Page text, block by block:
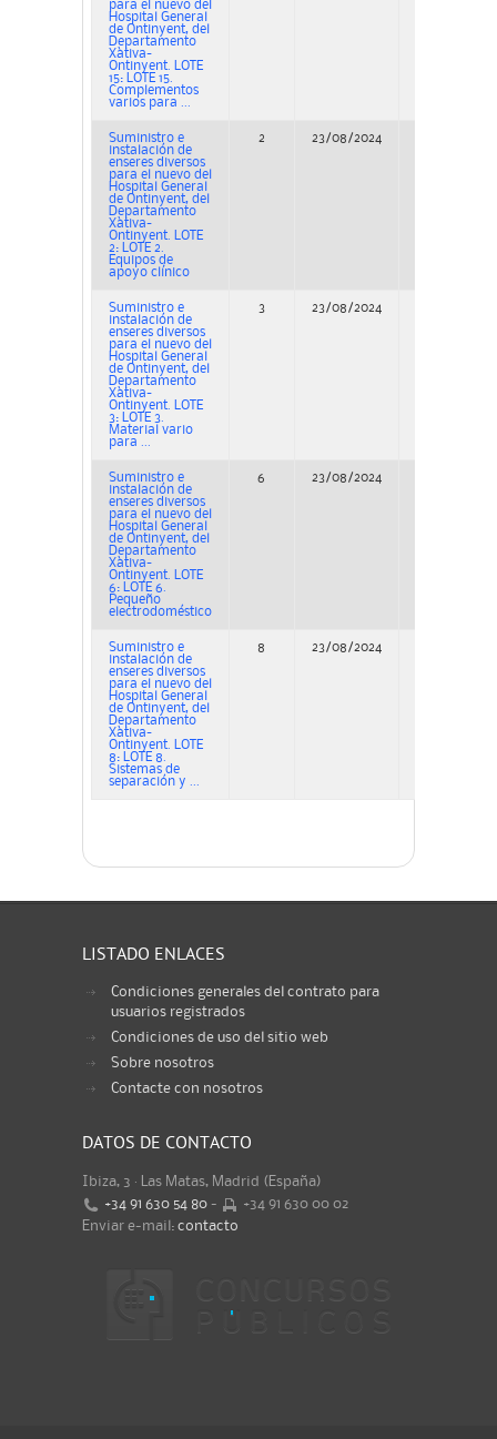
para el nuevo del
Hospital General
de Ontinyent, del
Departamento
Xàtiva-
Ontinyent. LOTE
15: LOTE 15.
Complementos
varios para ...
Suministro e
instalación de
enseres diversos
para el nuevo del
Hospital General
de Ontinyent, del
Departamento
Xàtiva-
Ontinyent. LOTE
2: LOTE 2.
Equipos de
apoyo clínico
2 23/08/2024
Suministro e
instalación de
enseres diversos
para el nuevo del
Hospital General
de Ontinyent, del
Departamento
Xàtiva-
Ontinyent. LOTE
3: LOTE 3.
Material vario
para ...
3 23/08/2024
Suministro e
instalación de
enseres diversos
para el nuevo del
Hospital General
de Ontinyent, del
Departamento
Xàtiva-
Ontinyent. LOTE
6: LOTE 6.
Pequeño
electrodoméstico
6 23/08/2024
Suministro e
instalación de
enseres diversos
para el nuevo del
Hospital General
de Ontinyent, del
Departamento
Xàtiva-
Ontinyent. LOTE
8: LOTE 8.
Sistemas de
separación y ...
8 23/08/2024
LISTADO ENLACES
Condiciones generales del contrato para
usuarios registrados
Condiciones de uso del sitio web
Sobre nosotros
Contacte con nosotros
DATOS DE CONTACTO
Ibiza, 3 · Las Matas, Madrid (España)
+34 91 630 54 80 -
+34 91 630 00 02
Enviar e-mail: contacto